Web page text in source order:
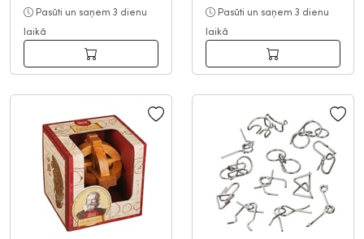
Pasūti un saņem 3 dienu
laikā
Pasūti un saņem 3 dienu
laikā